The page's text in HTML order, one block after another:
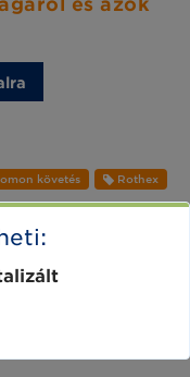
követés Rothex